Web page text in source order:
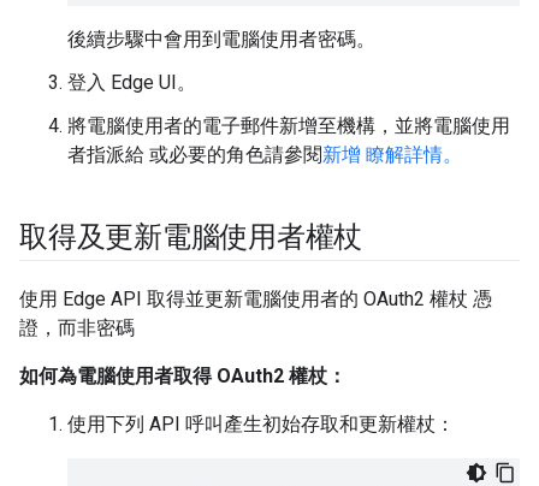
後續步驟中會用到電腦使用者密碼。
登入 Edge UI。
將電腦使用者的電子郵件新增至機構，並將電腦使用
者指派給 或必要的角色請參閱新增 瞭解詳情。
取得及更新電腦使用者權杖
使用 Edge API 取得並更新電腦使用者的 OAuth2 權杖 憑
證，而非密碼
如何為電腦使用者取得 OAuth2 權杖：
使用下列 API 呼叫產生初始存取和更新權杖：